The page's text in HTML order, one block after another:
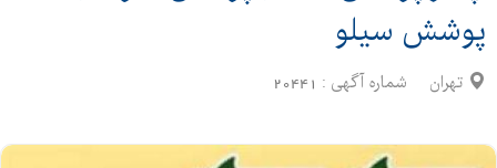
پوشش سیلو
تهران شماره آگهی : 20441